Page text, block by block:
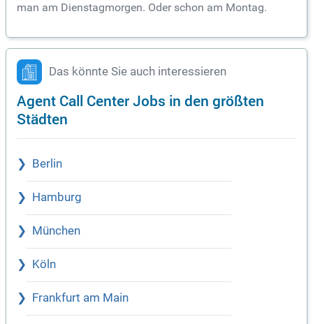
man am Dienstagmorgen. Oder schon am Montag.
Das könnte Sie auch interessieren
Agent Call Center Jobs in den größten
Städten
Berlin
Hamburg
München
Köln
Frankfurt am Main